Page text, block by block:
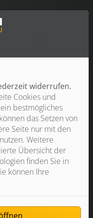
erfolgreich die
im
ab.
neuen
Holzbau Layh in
widerrufen.
Cookies und
bestmögliches
das Setzen von
Seite nur mit den
Weitere
Übersicht der
finden Sie in
können Ihre